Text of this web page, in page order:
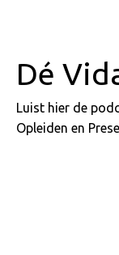
Dé
Luist hier de
Opleiden en